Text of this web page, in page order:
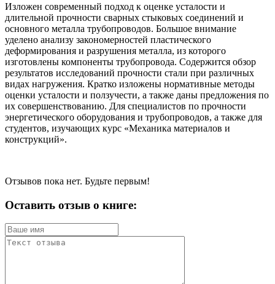
Изложен современный подход к оценке усталости и
длительной прочности сварных стыковых соединений и
основного металла трубопроводов. Большое внимание
уделено анализу закономерностей пластического
деформирования и разрушения металла, из которого
изготовлены компоненты трубопровода. Содержится обзор
результатов исследований прочности стали при различных
видах нагружения. Кратко изложены нормативные методы
оценки усталости и ползучести, а также даны предложения по
их совершенствованию. Для специалистов по прочности
энергетического оборудования и трубопроводов, а также для
студентов, изучающих курс «Механика материалов и
конструкций».
Отзывов пока нет. Будьте первым!
Оставить отзыв о книге: